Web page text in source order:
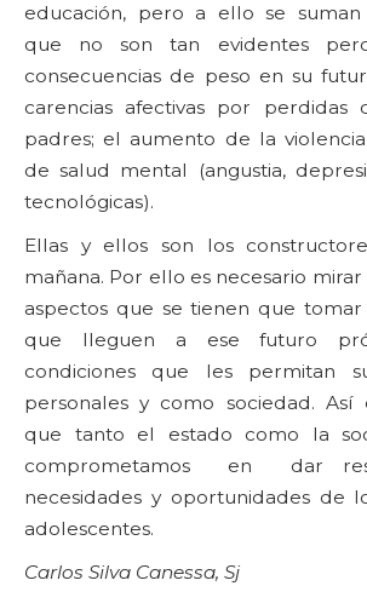
educación, pero a ello se suman
que no son tan evidentes
consecuencias de peso en su
carencias afectivas por perdidas
padres; el aumento de la
de salud mental (angustia,
tecnológicas).
Ellas y ellos son los
mañana. Por ello es necesario
aspectos que se tienen que
que lleguen a ese futuro
condiciones que les permitan
personales y como sociedad. Así
que tanto el estado como la
comprometamos en dar
necesidades y oportunidades de
adolescentes.
Carlos Silva Canessa, Sj